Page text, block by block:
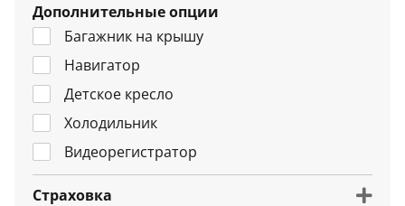
Дополнительные опции
Багажник на крышу
Навигатор
Детское кресло
Холодильник
Видеорегистратор
Страховка